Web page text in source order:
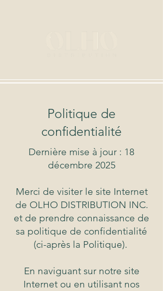
Politique de
confidentialité
Dernière mise à jour : 18
décembre 2025
Merci de visiter le site Internet
de OLHO DISTRIBUTION INC.
et de prendre connaissance de
sa politique de confidentialité
(ci-après la Politique).
En naviguant sur notre site
Internet ou en utilisant nos